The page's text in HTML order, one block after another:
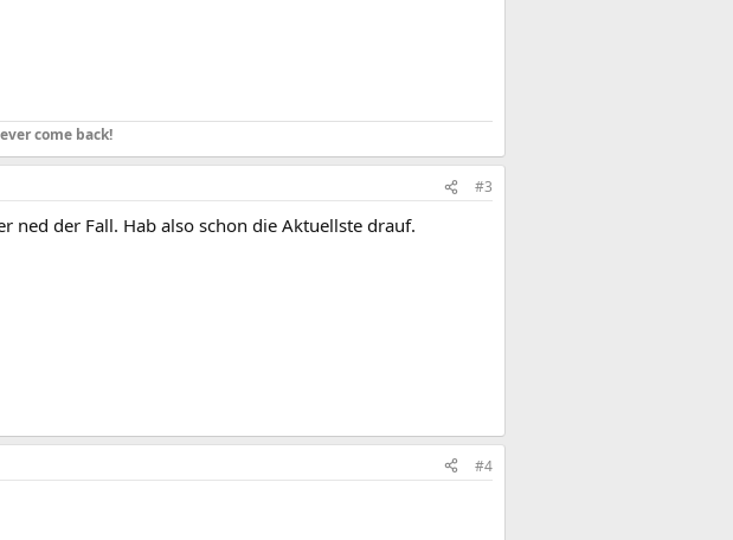
come back!
#3
ned der Fall. Hab also schon die Aktuellste drauf.
#4